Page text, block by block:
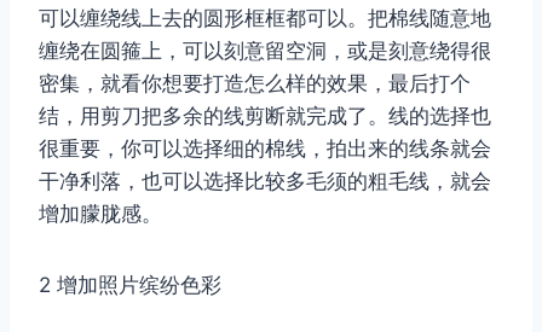
可以缠绕线上去的圆形框框都可以。把棉线随意地
缠绕在圆箍上，可以刻意留空洞，或是刻意绕得很
密集，就看你想要打造怎么样的效果，最后打个
结，用剪刀把多余的线剪断就完成了。线的选择也
很重要，你可以选择细的棉线，拍出来的线条就会
干净利落，也可以选择比较多毛须的粗毛线，就会
增加朦胧感。
2 增加照片缤纷色彩